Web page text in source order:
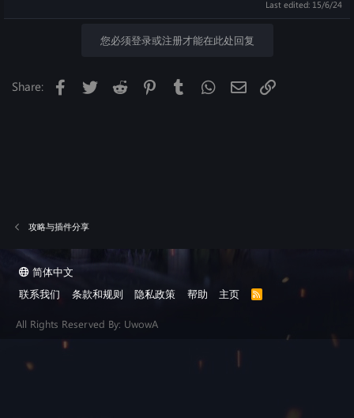
Last edited: 15/6/24
您必须登录或注册才能在此处回复
Share: Facebook
Twitter Reddit PinterestTumblr WhatsApp
邮件
攻略与插件分享
简体中文
联系我们
条款和规则 隐私政策 帮助 主页
R
All Rights Reserved By: UwowA